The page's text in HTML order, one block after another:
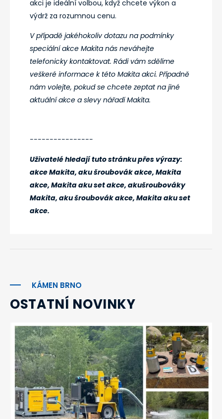
akci je ideální volbou, když chcete výkon a
výdrž za rozumnou cenu.
V případě jakéhokoliv dotazu na podmínky
speciální akce Makita nás neváhejte
telefonicky kontaktovat. Rádi vám sdělíme
veškeré informace k této Makita akci. Případně
nám volejte, pokud se chcete zeptat na jiné
aktuální akce a slevy nářadí Makita.
----------------
Uživatelé hledají tuto stránku přes výrazy:
akce Makita, aku šroubovák akce, Makita
akce, Makita aku set akce, akušroubováky
Makita, aku šroubovák akce, Makita aku set
akce.
KÁMEN BRNO
OSTATNÍ NOVINKY